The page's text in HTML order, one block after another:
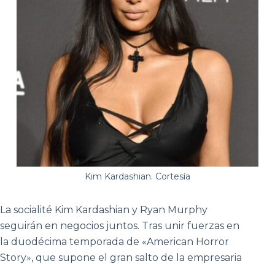
Kim Kardashian. Cortesía
La socialité Kim Kardashian y Ryan Murphy
seguirán en negocios juntos. Tras unir fuerzas en
la duodécima temporada de «American Horror
Story», que supone el gran salto de la empresaria